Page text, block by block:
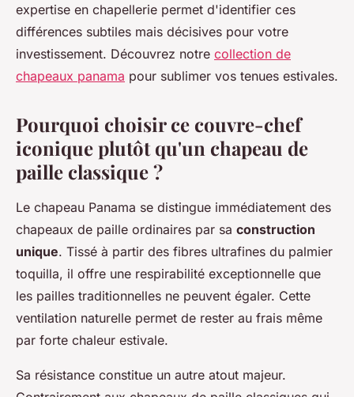
expertise en chapellerie permet d'identifier ces
différences subtiles mais décisives pour votre
investissement. Découvrez notre collection de
chapeaux panama pour sublimer vos tenues estivales.
Pourquoi choisir ce couvre-chef
iconique plutôt qu'un chapeau de
paille classique ?
Le chapeau Panama se distingue immédiatement des
chapeaux de paille ordinaires par sa construction
unique. Tissé à partir des fibres ultrafines du palmier
toquilla, il offre une respirabilité exceptionnelle que
les pailles traditionnelles ne peuvent égaler. Cette
ventilation naturelle permet de rester au frais même
par forte chaleur estivale.
Sa résistance constitue un autre atout majeur.